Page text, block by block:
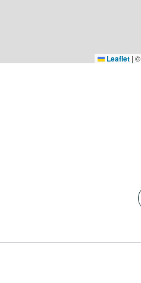
Leaflet | ©